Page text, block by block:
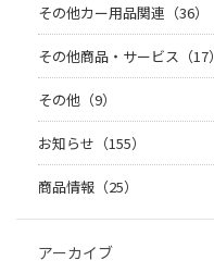
その他カー用品関連（36）
その他商品・サービス（17）
その他（9）
お知らせ（155）
商品情報（25）
アーカイブ